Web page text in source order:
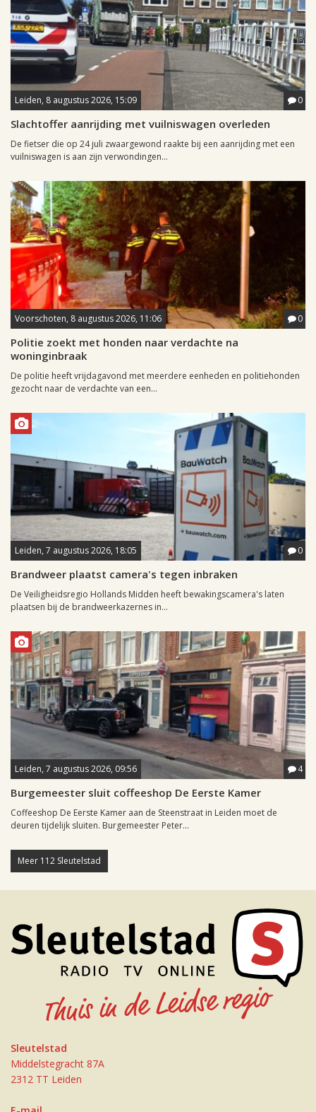
Leiden, 8 augustus 2026, 15:09 0
Slachtoffer aanrijding met vuilniswagen overleden
De fietser die op 24 juli zwaargewond raakte bij een aanrijding met een
vuilniswagen is aan zijn verwondingen...
Voorschoten, 8 augustus 2026, 11:06 0
Politie zoekt met honden naar verdachte na
woninginbraak
De politie heeft vrijdagavond met meerdere eenheden en politiehonden
gezocht naar de verdachte van een...
Leiden, 7 augustus 2026, 18:05 0
Brandweer plaatst camera's tegen inbraken
De Veiligheidsregio Hollands Midden heeft bewakingscamera's laten
plaatsen bij de brandweerkazernes in...
Leiden, 7 augustus 2026, 09:56 4
Burgemeester sluit coffeeshop De Eerste Kamer
Coffeeshop De Eerste Kamer aan de Steenstraat in Leiden moet de
deuren tijdelijk sluiten. Burgemeester Peter...
Meer 112 Sleutelstad
Sleutelstad
Middelstegracht 87A
2312 TT Leiden